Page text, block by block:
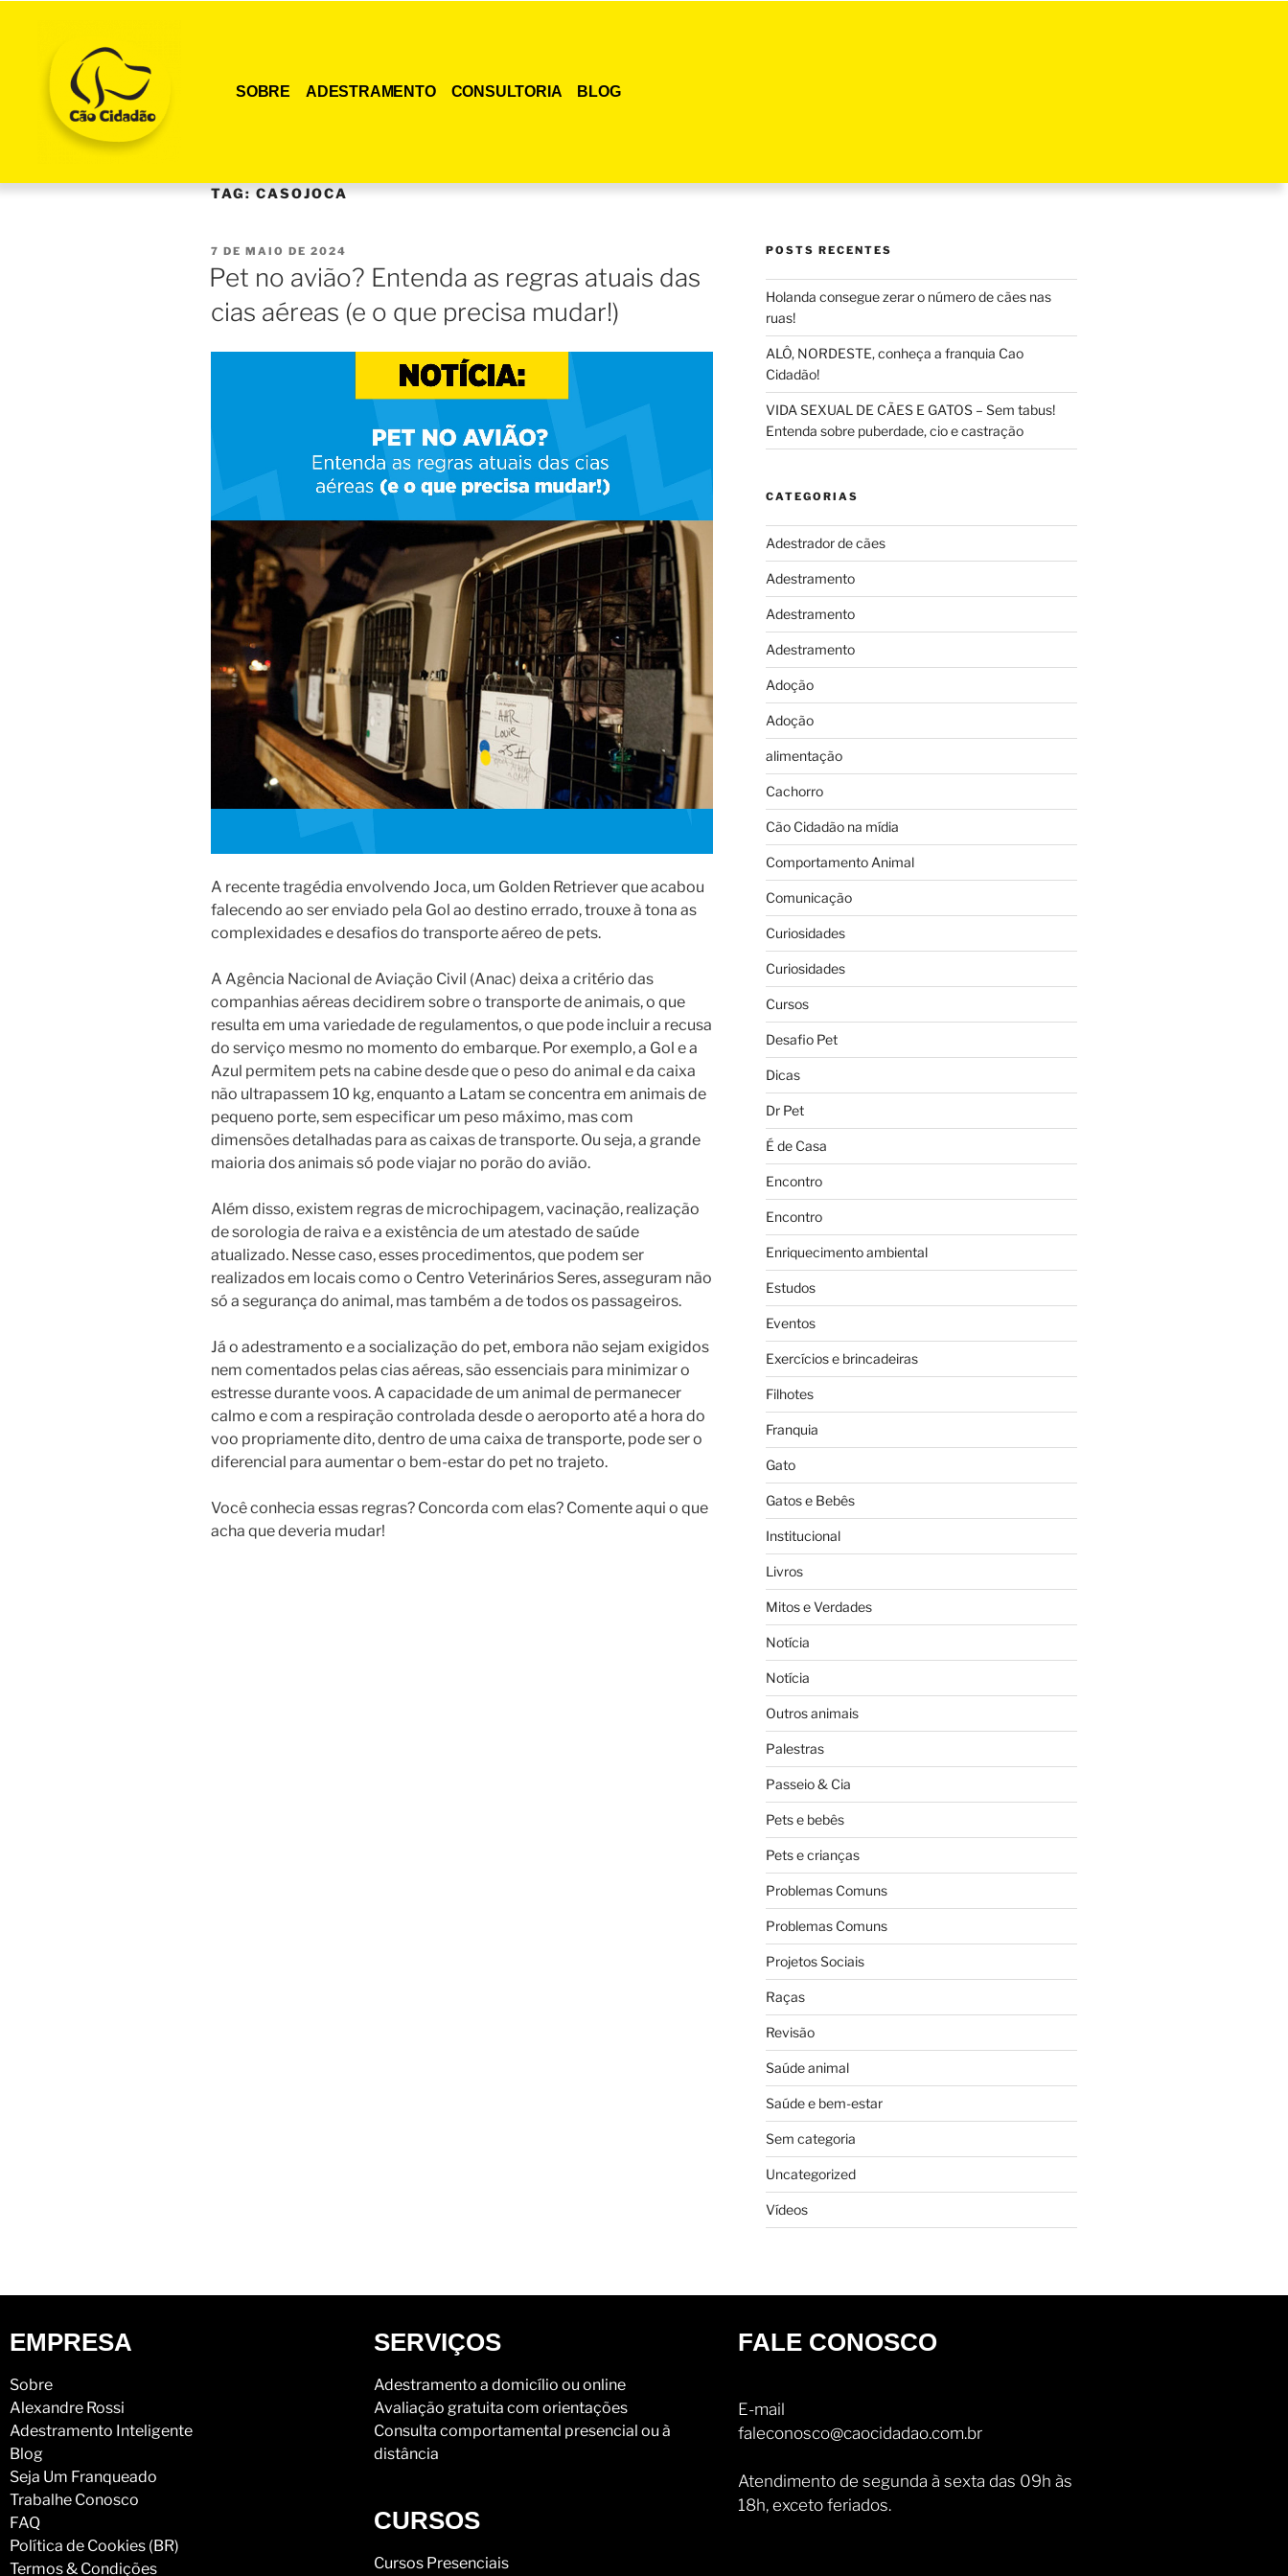
SOBRE ADESTRAMENTO CONSULTORIA BLOG
TAG:CASOJOCA
7 DE MAIO DE 2024
Pet no avião? Entenda as regras atuais das
cias aéreas (e o que precisa mudar!)
A recente tragédia envolvendo Joca, um Golden Retriever que acabou
falecendo ao ser enviado pela Gol ao destino errado, trouxe à tona as
complexidades e desafios do transporte aéreo de pets.
A Agência Nacional de Aviação Civil (Anac) deixa a critério das
companhias aéreas decidirem sobre o transporte de animais, o que
resulta em uma variedade de regulamentos, o que pode incluir a recusa
do serviço mesmo no momento do embarque. Por exemplo, a Gol e a
Azul permitem pets na cabine desde que o peso do animal e da caixa
não ultrapassem 10 kg, enquanto a Latam se concentra em animais de
pequeno porte, sem especificar um peso máximo, mas com
dimensões detalhadas para as caixas de transporte. Ou seja, a grande
maioria dos animais só pode viajar no porão do avião.
Além disso, existem regras de microchipagem, vacinação, realização
de sorologia de raiva e a existência de um atestado de saúde
atualizado. Nesse caso, esses procedimentos, que podem ser
realizados em locais como o Centro Veterinários Seres, asseguram não
só a segurança do animal, mas também a de todos os passageiros.
Já o adestramento e a socialização do pet, embora não sejam exigidos
nem comentados pelas cias aéreas, são essenciais para minimizar o
estresse durante voos. A capacidade de um animal de permanecer
calmo e com a respiração controlada desde o aeroporto até a hora do
voo propriamente dito, dentro de uma caixa de transporte, pode ser o
diferencial para aumentar o bem-estar do pet no trajeto.
Você conhecia essas regras? Concorda com elas? Comente aqui o que
acha que deveria mudar!
POSTS RECENTES
Holanda consegue zerar o número de cães nas
ruas!
ALÔ, NORDESTE, conheça a franquia Cao
Cidadão!
VIDA SEXUAL DE CÃES E GATOS – Sem tabus!
Entenda sobre puberdade, cio e castração
CATEGORIAS
Adestrador de cães
Adestramento
Adestramento
Adestramento
Adoção
Adoção
alimentação
Cachorro
Cão Cidadão na mídia
Comportamento Animal
Comunicação
Curiosidades
Curiosidades
Cursos
Desafio Pet
Dicas
Dr Pet
É de Casa
Encontro
Encontro
Enriquecimento ambiental
Estudos
Eventos
Exercícios e brincadeiras
Filhotes
Franquia
Gato
Gatos e Bebês
Institucional
Livros
Mitos e Verdades
Notícia
Notícia
Outros animais
Palestras
Passeio & Cia
Pets e bebês
Pets e crianças
Problemas Comuns
Problemas Comuns
Projetos Sociais
Raças
Revisão
Saúde animal
Saúde e bem-estar
Sem categoria
Uncategorized
Vídeos
EMPRESA
Sobre
Alexandre Rossi
Adestramento Inteligente
Blog
Seja Um Franqueado
Trabalhe Conosco
FAQ
Política de Cookies (BR)
Termos & Condições
SERVIÇOS
Adestramento a domicílio ou online
Avaliação gratuita com orientações
Consulta comportamental presencial ou à
distância
CURSOS
Cursos Presenciais
FALE CONOSCO
E-mail
faleconosco@caocidadao.com.br
Atendimento de segunda à sexta das 09h às
18h, exceto feriados.